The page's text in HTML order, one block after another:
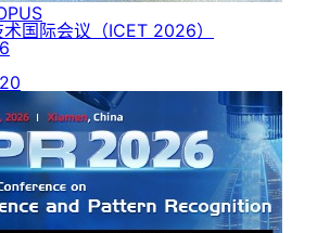
国际会议 （ICET 2026）